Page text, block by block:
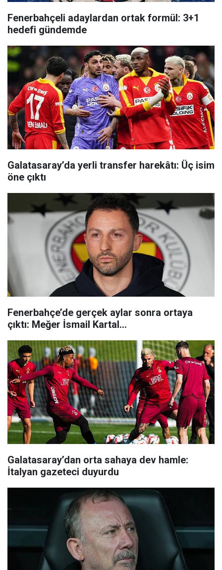
Fenerbahçeli adaylardan ortak formül: 3+1
hedefi gündemde
Galatasaray’da yerli transfer harekâtı: Üç isim
öne çıktı
Fenerbahçe’de gerçek aylar sonra ortaya
çıktı: Meğer İsmail Kartal…
Galatasaray’dan orta sahaya dev hamle:
İtalyan gazeteci duyurdu